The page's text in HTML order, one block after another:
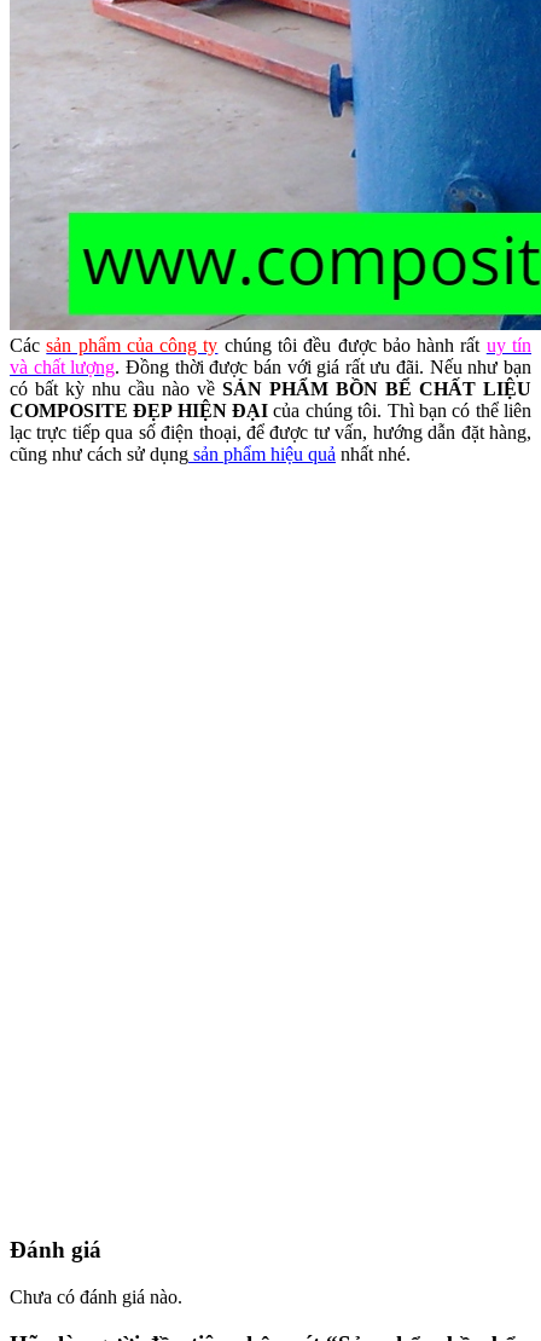
Cácsản phẩm của công ty chúng tôi đều được bảo hành rất uy tín
và chất lượng. Đồng thời được bán với giá rất ưu đãi. Nếu như bạn
có bất kỳ nhu cầu nào về SẢN PHẨM BỒN BỂ CHẤT LIỆU
COMPOSITE ĐẸP HIỆN ĐẠI của chúng tôi. Thì bạn có thể liên
lạc trực tiếp qua số điện thoại, để được tư vấn, hướng dẫn đặt hàng,
cũng như cách sử dụng sản phẩm hiệu quả nhất nhé.
Đánh giá
Chưa có đánh giá nào.